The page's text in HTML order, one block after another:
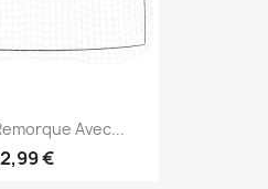
Avec...
€